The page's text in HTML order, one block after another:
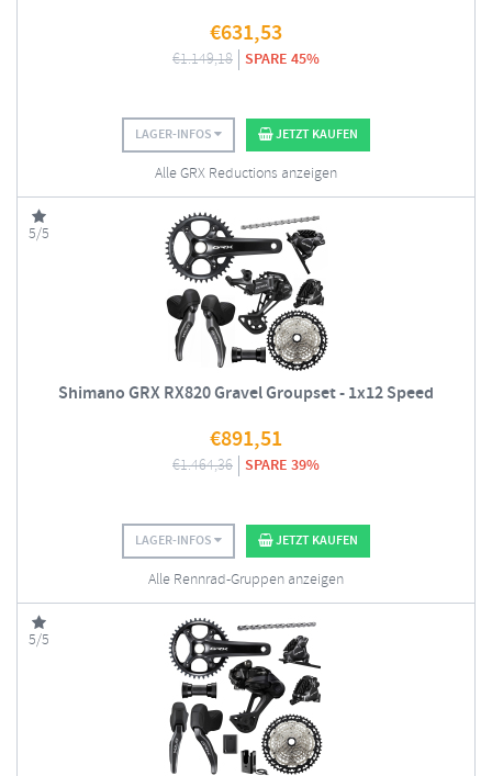
€631,53
€1.149,18 SPARE 45%
LAGER-INFOS JETZT KAUFEN
Alle GRX Reductions anzeigen
5/5
Shimano GRX RX820 Gravel Groupset - 1x12 Speed
€891,51
€1.464,36 SPARE 39%
LAGER-INFOS JETZT KAUFEN
Alle Rennrad-Gruppen anzeigen
5/5